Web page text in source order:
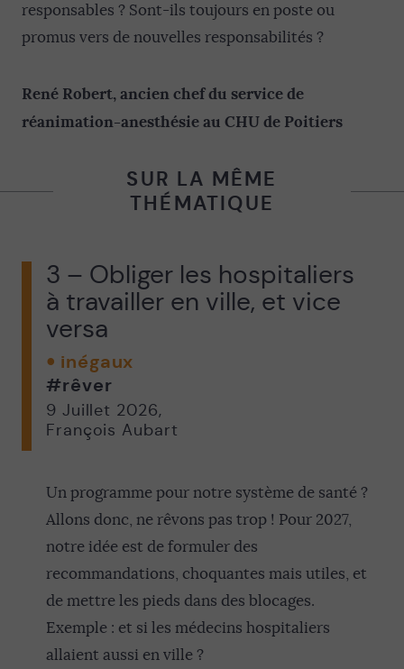
responsables ? Sont-ils toujours en poste ou
promus vers de nouvelles responsabilités ?
René Robert, ancien chef du service de
réanimation-anesthésie au CHU de Poitiers
SUR LA MÊME
THÉMATIQUE
3 – Obliger les hospitaliers
à travailler en ville, et vice
versa
inégaux
#rêver
9 Juillet 2026,
François Aubart
Un programme pour notre système de santé ?
Allons donc, ne rêvons pas trop ! Pour 2027,
notre idée est de formuler des
recommandations, choquantes mais utiles, et
de mettre les pieds dans des blocages.
Exemple : et si les médecins hospitaliers
allaient aussi en ville ?